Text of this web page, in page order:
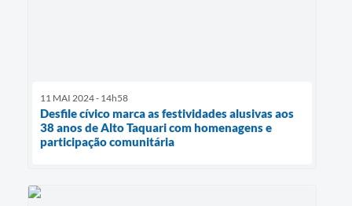
11 MAI 2024 - 14h58
Desfile cívico marca as festividades alusivas aos
38 anos de Alto Taquari com homenagens e
participação comunitária